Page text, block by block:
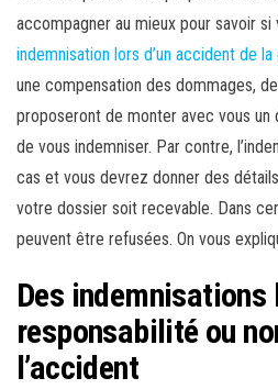
accompagner au mieux pour savoir
indemnisation lors d’un accident de
une compensation des dommages,
proposeront de monter avec vous
de vous indemniser. Par contre,
cas et vous devrez donner des
votre dossier soit recevable. Dans
peuvent être refusées. On vous
Des indemnisations
responsabilité ou
l’accident